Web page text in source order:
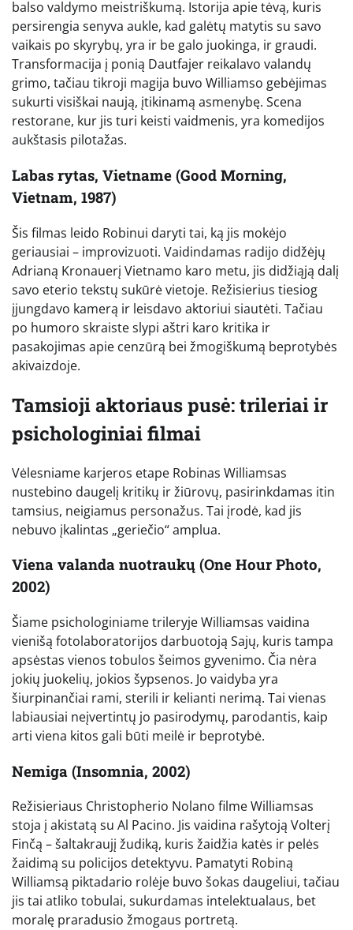
balso valdymo meistriškumą. Istorija apie tėvą, kuris
persirengia senyva aukle, kad galėtų matytis su savo
vaikais po skyrybų, yra ir be galo juokinga, ir graudi.
Transformacija į ponią Dautfajer reikalavo valandų
grimo, tačiau tikroji magija buvo Williamso gebėjimas
sukurti visiškai naują, įtikinamą asmenybę. Scena
restorane, kur jis turi keisti vaidmenis, yra komedijos
aukštasis pilotažas.
Labas rytas, Vietname (Good Morning,
Vietnam, 1987)
Šis filmas leido Robinui daryti tai, ką jis mokėjo
geriausiai – improvizuoti. Vaidindamas radijo didžėjų
Adrianą Kronauerį Vietnamo karo metu, jis didžiąją dalį
savo eterio tekstų sukūrė vietoje. Režisierius tiesiog
įjungdavo kamerą ir leisdavo aktoriui siautėti. Tačiau
po humoro skraiste slypi aštri karo kritika ir
pasakojimas apie cenzūrą bei žmogiškumą beprotybės
akivaizdoje.
Tamsioji aktoriaus pusė: trileriai ir
psichologiniai filmai
Vėlesniame karjeros etape Robinas Williamsas
nustebino daugelį kritikų ir žiūrovų, pasirinkdamas itin
tamsius, neigiamus personažus. Tai įrodė, kad jis
nebuvo įkalintas „geriečio“ amplua.
Viena valanda nuotraukų (One Hour Photo,
2002)
Šiame psichologiniame trileryje Williamsas vaidina
vienišą fotolaboratorijos darbuotoją Sajų, kuris tampa
apsėstas vienos tobulos šeimos gyvenimo. Čia nėra
jokių juokelių, jokios šypsenos. Jo vaidyba yra
šiurpinančiai rami, sterili ir kelianti nerimą. Tai vienas
labiausiai neįvertintų jo pasirodymų, parodantis, kaip
arti viena kitos gali būti meilė ir beprotybė.
Nemiga (Insomnia, 2002)
Režisieriaus Christopherio Nolano filme Williamsas
stoja į akistatą su Al Pacino. Jis vaidina rašytoją Volterį
Finčą – šaltakraujį žudiką, kuris žaidžia katės ir pelės
žaidimą su policijos detektyvu. Pamatyti Robiną
Williamsą piktadario rolėje buvo šokas daugeliui, tačiau
jis tai atliko tobulai, sukurdamas intelektualaus, bet
moralę praradusio žmogaus portretą.